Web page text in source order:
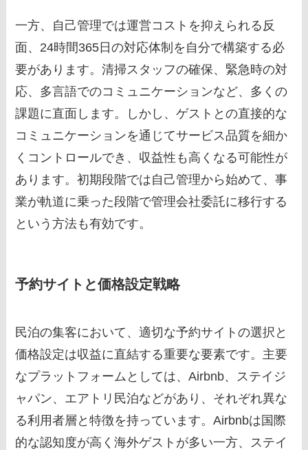
一方、自己管理では運営コストを抑えられる反
面、24時間365日の対応体制を自分で構築する必
要があります。清掃スタッフの確保、緊急時の対
応、多言語でのコミュニケーションなど、多くの
課題に直面します。しかし、ゲストとの直接的な
コミュニケーションを通じてサービス品質を細か
くコントロールでき、収益性も高くなる可能性が
あります。初期段階では自己管理から始めて、事
業が軌道に乗った段階で管理会社委託に移行する
という方法も有効です。
予約サイトと価格設定戦略
民泊の集客において、適切な予約サイトの選択と
価格設定は収益に直結する重要な要素です。主要
なプラットフォームとしては、Airbnb、ステイジ
ャパン、エアトリ民泊などがあり、それぞれ異な
る利用者層と特徴を持っています。Airbnbは国際
的な認知度が高く海外ゲストが多い一方、ステイ